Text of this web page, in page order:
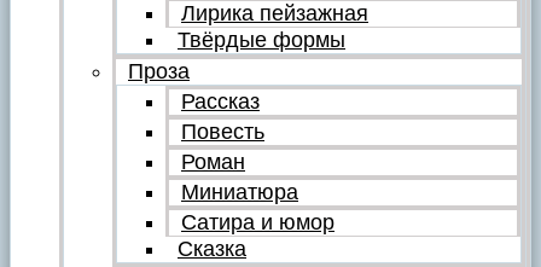
Лирика пейзажная
Твёрдые формы
Проза
Рассказ
Повесть
Роман
Миниатюра
Сатира и юмор
Сказка